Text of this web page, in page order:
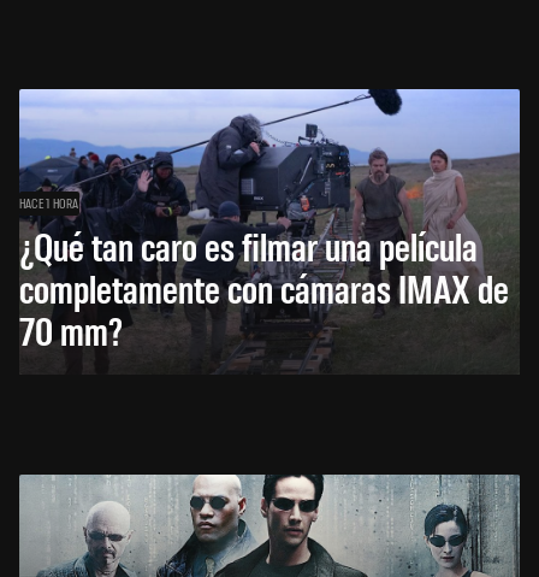
HACE 1 HORA
¿Qué tan caro es filmar una película
completamente con cámaras IMAX de
70 mm?